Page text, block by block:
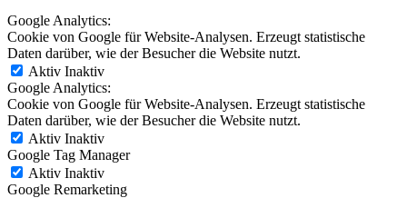
Google Analytics:
Cookie von Google für Website-Analysen. Erzeugt statistische
Daten darüber, wie der Besucher die Website nutzt.
Aktiv Inaktiv
Google Analytics:
Cookie von Google für Website-Analysen. Erzeugt statistische
Daten darüber, wie der Besucher die Website nutzt.
Aktiv Inaktiv
Google Tag Manager
Aktiv Inaktiv
Google Remarketing